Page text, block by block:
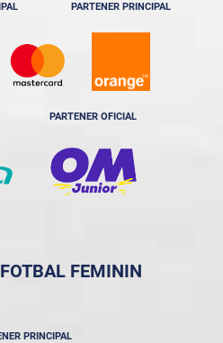
PARTENER PRINCIPAL
PARTENER OFICIAL
FEMININ
PRINCIPAL